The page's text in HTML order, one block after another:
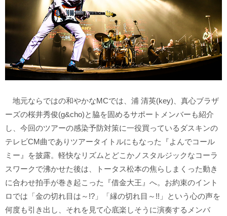
地元ならではの和やかなMCでは、浦 清英(key)、真心ブラザ
ーズの桜井秀俊(g&cho)と脇を固めるサポートメンバーも紹介
し、今回のツアーの感染予防対策に一役買っているダスキンの
テレビCM曲でありツアータイトルにもなった『よんでコール
ミー』を披露。軽快なリズムとどこかノスタルジックなコーラ
スワークで沸かせた後は、トータス松本の焦らしまくった動き
に合わせ拍手が巻き起こった『借金大王』へ。お約束のイント
ロでは「金の切れ目は～!?」「縁の切れ目～!!」という心の声を
何度も引き出し、それを見て心底楽しそうに演奏するメンバ